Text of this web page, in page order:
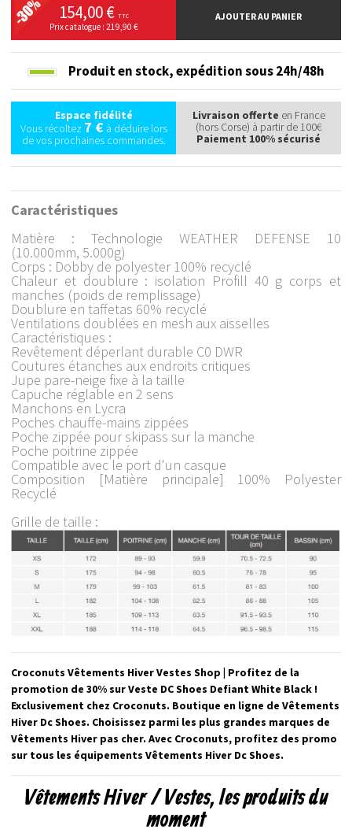
154,00 € TTC
Prix catalogue : 219,90 €
AJOUTER AU PANIER
Produit en stock,expédition sous 24h/48h
Espace fidélité
Vous récoltez 7 €à déduire lors
de vos prochaines commandes.
Livraison offerte en France
(hors Corse) à partir de 100€
Paiement 100% sécurisé
Caractéristiques
Matière : Technologie WEATHER DEFENSE 10
(10.000mm, 5.000g)
Corps : Dobby de polyester 100% recyclé
Chaleur et doublure : isolation Profill 40 g corps et
manches (poids de remplissage)
Doublure en taffetas 60% recyclé
Ventilations doublées en mesh aux aisselles
Caractéristiques :
Revêtement déperlant durable C0 DWR
Coutures étanches aux endroits critiques
Jupe pare-neige fixe à la taille
Capuche réglable en 2 sens
Manchons en Lycra
Poches chauffe-mains zippées
Poche zippée pour skipass sur la manche
Poche poitrine zippée
Compatible avec le port d'un casque
Composition [Matière principale] 100% Polyester
Recyclé
Grille de taille :
Croconuts Vêtements Hiver Vestes Shop | Profitez de la
promotion de 30% sur Veste DC Shoes Defiant White Black !
Exclusivement chez Croconuts. Boutique en ligne de Vêtements
Hiver Dc Shoes. Choisissez parmi les plus grandes marques de
Vêtements Hiver pas cher. Avec Croconuts, profitez des promo
sur tous les équipements Vêtements Hiver Dc Shoes.
Vêtements Hiver / Vestes, les produits du
moment